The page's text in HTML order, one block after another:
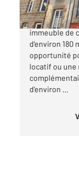
CENTURY 21
immeuble de
d'environ 180
opportunité
locatif ou une
d'environ ...